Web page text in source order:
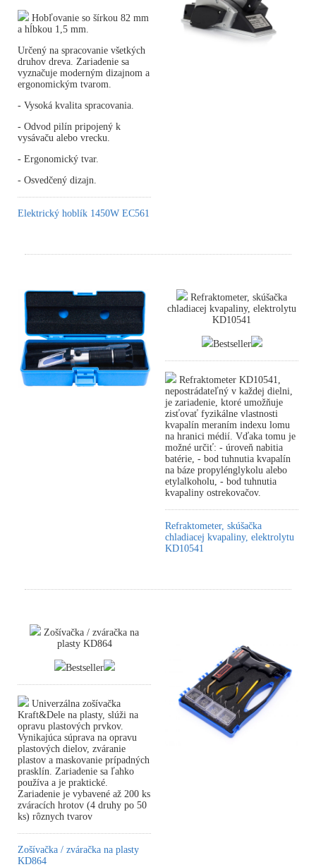
Hobľovanie so šírkou 82 mm
a hĺbkou 1,5 mm.
Určený na spracovanie všetkých
druhov dreva. Zariadenie sa
vyznačuje moderným dizajnom a
ergonomickým tvarom.
- Vysoká kvalita spracovania.
- Odvod pilín pripojený k
vysávaču alebo vrecku.
- Ergonomický tvar.
- Osvedčený dizajn.
Elektrický hoblík 1450W EC561
Refraktometer, skúšačka
chladiacej kvapaliny, elektrolytu
KD10541
Bestseller
Refraktometer KD10541,
nepostrádateľný v každej dielni,
je zariadenie, ktoré umožňuje
zisťovať fyzikálne vlastnosti
kvapalín meraním indexu lomu
na hranici médií. Vďaka tomu je
možné určiť: - úroveň nabitia
batérie, - bod tuhnutia kvapalín
na báze propylénglykolu alebo
etylalkoholu, - bod tuhnutia
kvapaliny ostrekovačov.
Refraktometer, skúšačka
chladiacej kvapaliny, elektrolytu
KD10541
Zošívačka / zváračka na
plasty KD864
Bestseller
Univerzálna zošívačka
Kraft&Dele na plasty, slúži na
opravu plastových prvkov.
Vynikajúca súprava na opravu
plastových dielov, zváranie
plastov a maskovanie prípadných
prasklín. Zariadenie sa ľahko
používa a je praktické.
Zariadenie je vybavené až 200 ks
zváracích hrotov (4 druhy po 50
ks) rôznych tvarov
Zošívačka / zváračka na plasty
KD864